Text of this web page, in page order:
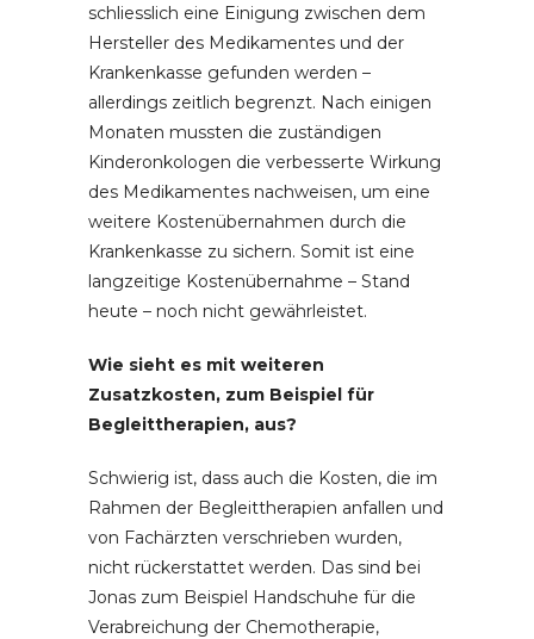
schliesslich eine Einigung zwischen dem
Hersteller des Medikamentes und der
Krankenkasse gefunden werden –
allerdings zeitlich begrenzt. Nach einigen
Monaten mussten die zuständigen
Kinderonkologen die verbesserte Wirkung
des Medikamentes nachweisen, um eine
weitere Kostenübernahmen durch die
Krankenkasse zu sichern. Somit ist eine
langzeitige Kostenübernahme – Stand
heute – noch nicht gewährleistet.
Wie sieht es mit weiteren
Zusatzkosten, zum Beispiel für
Begleittherapien, aus?
Schwierig ist, dass auch die Kosten, die im
Rahmen der Begleittherapien anfallen und
von Fachärzten verschrieben wurden,
nicht rückerstattet werden. Das sind bei
Jonas zum Beispiel Handschuhe für die
Verabreichung der Chemotherapie,